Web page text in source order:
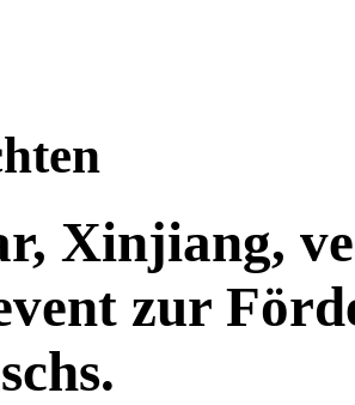
Xinjiang,
zur